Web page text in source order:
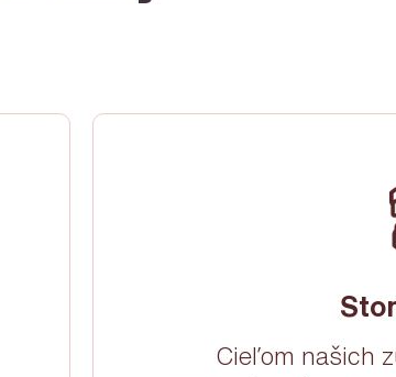
Cieľom našich